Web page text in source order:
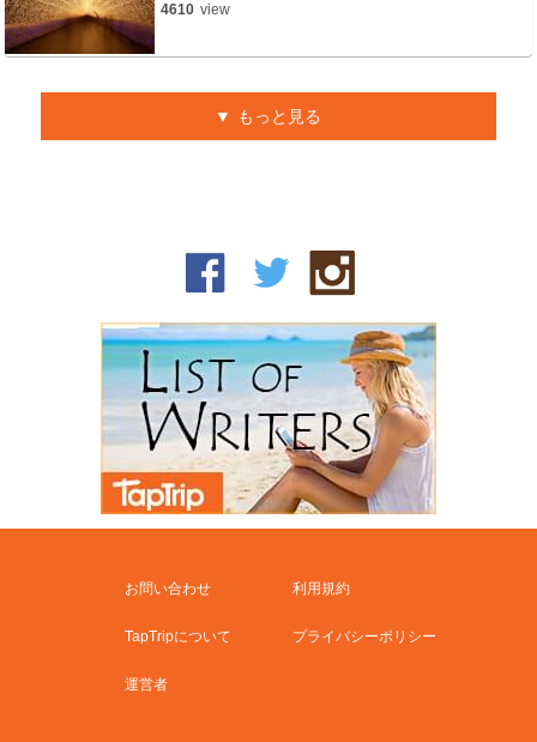
4610 view
もっと見る
お問い合わせ 利用規約
TapTripについて プライバシーポリシー
運営者